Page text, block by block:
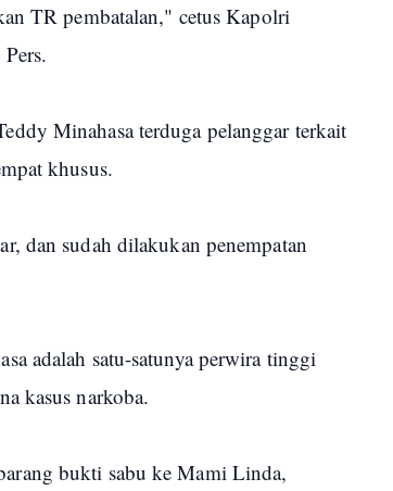
TR pembatalan," cetus Kapolri
Minahasa terduga pelanggar terkait
khusus.
dan sudah dilakukan penempatan
adalah satu-satunya perwira tinggi
kasus narkoba.
bukti sabu ke Mami Linda,